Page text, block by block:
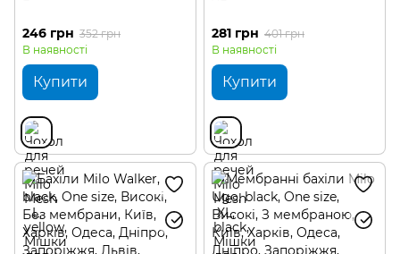
246 грн 352 грн
В наявності
Купити
281 грн 401 грн
В наявності
Купити